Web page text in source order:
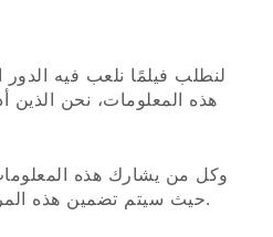
لنطلب فيلمًا نلعب فيه
هذه المعلومات، نحن الذين
وكل من يشارك هذه
حيث سيتم تضمين هذه المرحلة في أحد مشاهد الفيلم.